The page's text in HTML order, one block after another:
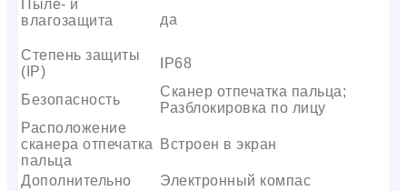
Пыле- и
влагозащита
да
Степень защиты
(IP)
IP68
Безопасность
Сканер отпечатка пальца;
Разблокировка по лицу
Расположение
сканера отпечатка
пальца
Встроен в экран
Дополнительно
Электронный компас